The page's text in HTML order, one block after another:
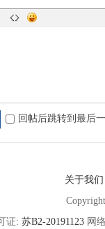
回帖后跳转到最后
关于我们
证: 苏B2-20191123 网